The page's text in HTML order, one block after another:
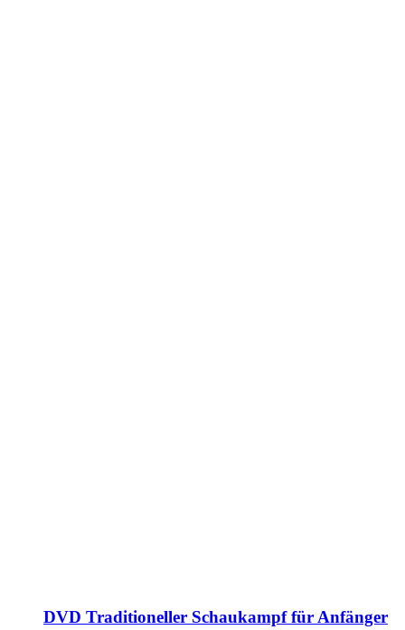
DVD Traditioneller Schaukampf für Anfänger